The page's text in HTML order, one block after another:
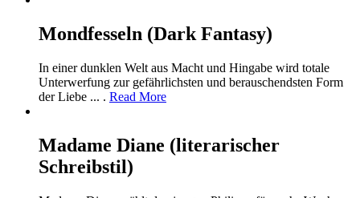
Mondfesseln (Dark Fantasy)
In einer dunklen Welt aus Macht und Hingabe wird totale
Unterwerfung zur gefährlichsten und berauschendsten Form
der Liebe ... . Read More
Madame Diane (literarischer
Schreibstil)